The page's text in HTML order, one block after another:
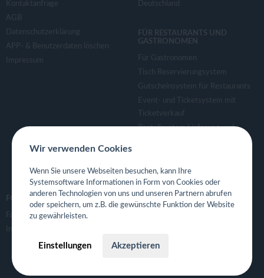
Kontaktanfrage
AGB
Datenschutzerklärung
APP- & Benutzerdaten löschen
Impressum
Deutschland
FÜR RESTAURANTS UND
GASTRONOMEN
Für Gastronomen
Tisch Reservierungsystem
Gutscheinsystem für Restaurants
Event- und Ticketsystem mit
Ticketverkauf
Bestellsystem Lieferung und
Eigene App für Restaurant
FOLGE UNS
Facebook
Instagram
Wir verwenden Cookies
Wenn Sie unsere Webseiten besuchen, kann Ihre
Systemsoftware Informationen in Form von Cookies oder
anderen Technologien von uns und unseren Partnern abrufen
oder speichern, um z.B. die gewünschte Funktion der Website
zu gewährleisten.
Einstellungen Akzeptieren